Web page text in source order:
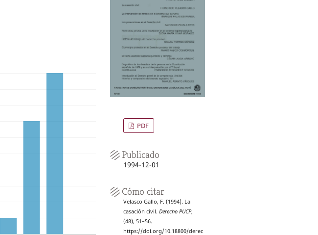
PDF
Publicado
1994-12-01
Cómo citar
Velasco Gallo, F. (1994). La
casación civil. Derecho PUCP,
(48), 51–56.
https://doi.org/10.18800/derec